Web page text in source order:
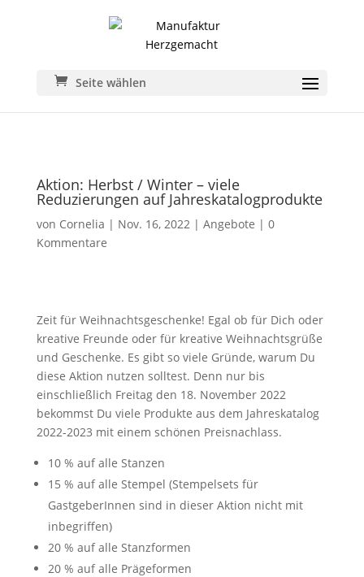
Seite wählen
Aktion: Herbst / Winter – viele
Reduzierungen auf Jahreskatalogprodukte
von Cornelia | Nov. 16, 2022| Angebote | 0
Kommentare
Zeit für Weihnachtsgeschenke! Egal ob für Dich oder
kreative Freunde oder für kreative Weihnachtsgrüße
und Geschenke. Es gibt so viele Gründe, warum Du
diese Aktion nutzen solltest. Denn nur bis
einschließlich Freitag den 18. November 2022
bekommst Du viele Produkte aus dem Jahreskatalog
2022-2023 mit einem schönen Preisnachlass.
10 % auf alle Stanzen
15 % auf alle Stempel (Stempelsets für
GastgeberInnen sind in dieser Aktion nicht mit
inbegriffen)
20 % auf alle Stanzformen
20 % auf alle Prägeformen